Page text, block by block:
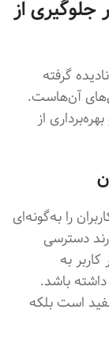
از
گرفته
آن‌هاست.
از
را به‌گونه‌ای
دسترسی
به
باشد.
است بلکه